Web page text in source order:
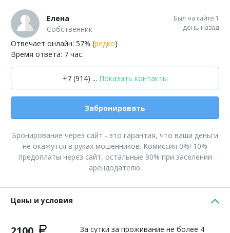
Елена
Собственник
Был на сайте 1
день назад
Отвечает онлайн: 57% (редко)
Время ответа: 7 час.
+7 (914) ... Показать контакты
Забронировать
Бронирование через сайт - это гарантия, что ваши деньги
не окажутся в руках мошенников. Комиссия 0%! 10%
предоплаты через сайт, остальные 90% при заселении
арендодателю.
Цены и условия
За сутки за проживание не более 4